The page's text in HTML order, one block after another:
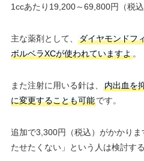
1ccあたり19,200～69,800円（税込
主な薬剤として、
ダイヤモンドフ
ボルベラXCが使われていますよ。
また注射に用いる針は、
内出血を
に変更することも可能です。
追加で3,300円（税込）がかかり
たせたくない」という人は検討す